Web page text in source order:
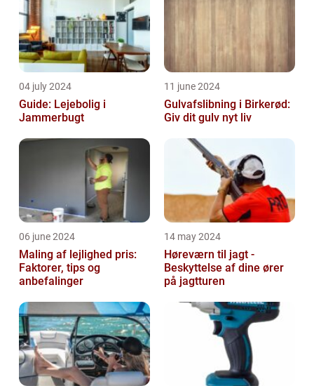
04 july 2024
Guide: Lejebolig i
Jammerbugt
11 june 2024
Gulvafslibning i Birkerød:
Giv dit gulv nyt liv
06 june 2024
Maling af lejlighed pris:
Faktorer, tips og
anbefalinger
14 may 2024
Høreværn til jagt -
Beskyttelse af dine ører
på jagtturen